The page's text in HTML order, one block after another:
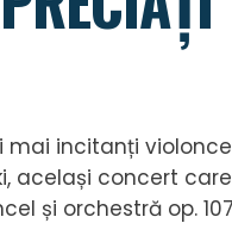
incitanți
același concert
și orchestră op.